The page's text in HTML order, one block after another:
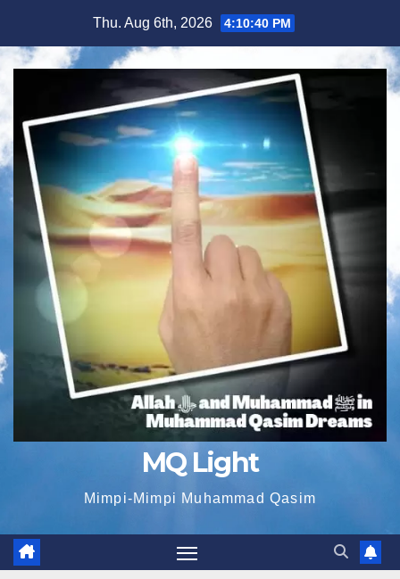
content
Thu. Aug 6th, 2026 4:10:41 PM
MQ Light
Mimpi-Mimpi Muhammad Qasim